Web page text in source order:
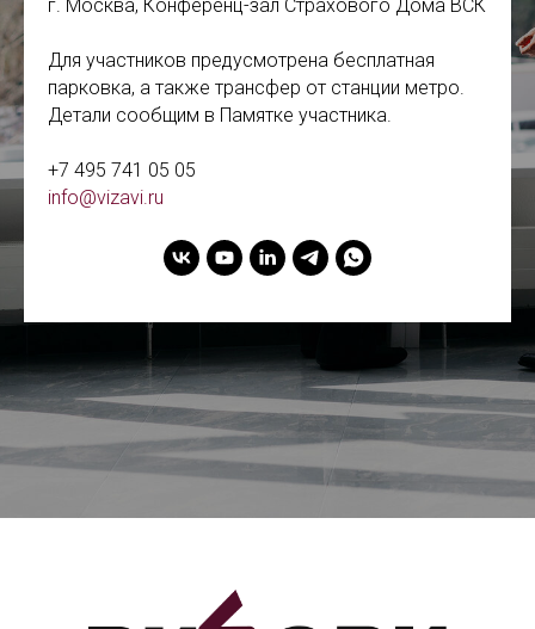
г. Москва, Конференц-зал Страхового Дома ВСК
Для участников предусмотрена бесплатная
парковка, а также трансфер от станции метро.
Детали сообщим в Памятке участника.
+7 495 741 05 05
info@vizavi.ru